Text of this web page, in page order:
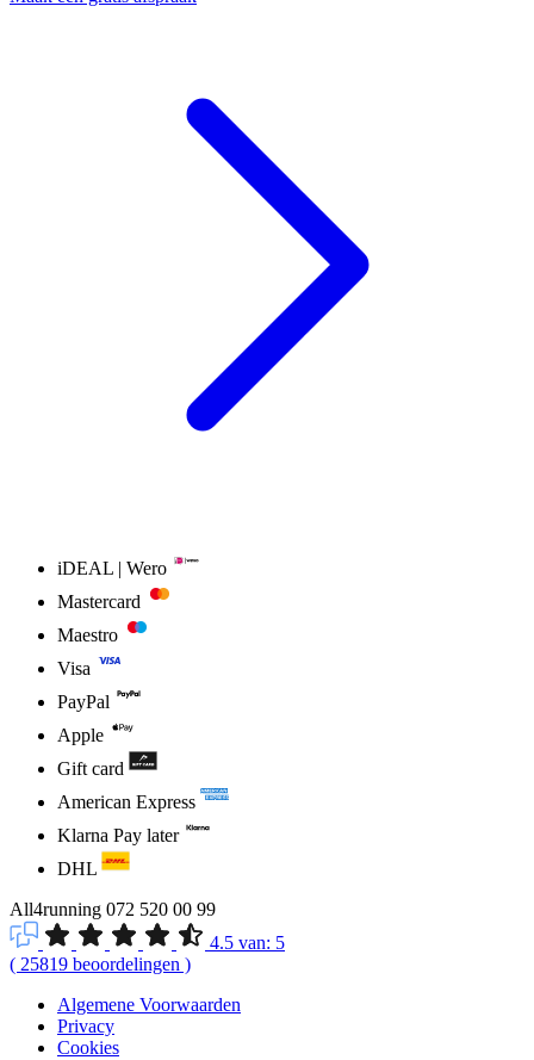
iDEAL | Wero
Mastercard
Maestro
Visa
PayPal
Apple
Gift card
American Express
Klarna Pay later
DHL
All4running 072 520 00 99
4.5 van: 5
( 25819 beoordelingen )
Algemene Voorwaarden
Privacy
Cookies